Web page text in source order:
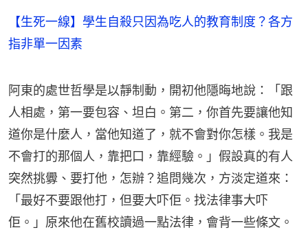
【生死一線】學生自殺只因為吃人的教育制度？各方
指非單一因素
阿東的處世哲學是以靜制動，開初他隱晦地說：「跟
人相處，第一要包容、坦白。第二，你首先要讓他知
道你是什麼人，當他知道了，就不會對你怎樣。我是
不會打的那個人，靠把口，靠經驗。」假設真的有人
突然挑釁、要打他，怎辦？追問幾次，方淡定道來：
「最好不要跟他打，但要大吓佢。找法律事大吓
佢。」原來他在舊校讀過一點法律，會背一些條文。